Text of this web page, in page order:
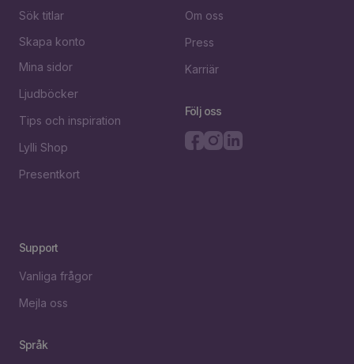
Sök titlar
Skapa konto
Mina sidor
Ljudböcker
Tips och inspiration
Lylli Shop
Presentkort
Om oss
Press
Karriär
Följ oss
Support
Vanliga frågor
Mejla oss
Språk